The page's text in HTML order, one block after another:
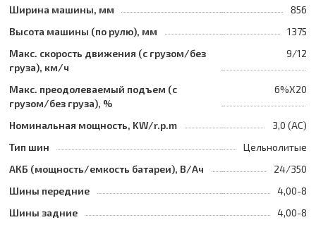
Ширина машины, мм
856
Высота машины (по рулю), мм
1375
Макс. скорость движения (с грузом/без
груза), км/ч
9/12
Макс. преодолеваемый подъем (с
грузом/без груза), %
6%Х20
Номинальная мощность, KW/r.p.m
3,0 (AC)
Тип шин
Цельнолитые
АКБ (мощность/емкость батареи), В/Ач
24/350
Шины передние
4,00-8
Шины задние
4,00-8